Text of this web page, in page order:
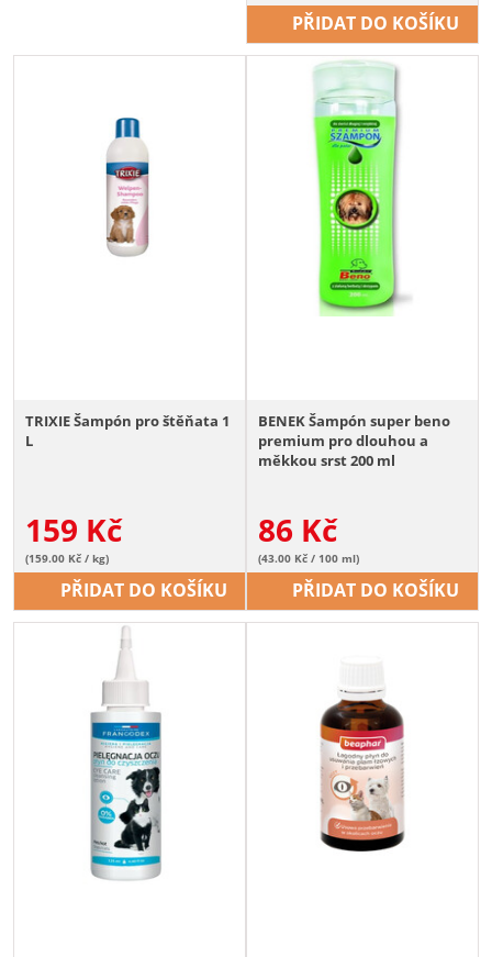
PŘIDAT DO KOŠÍKU
TRIXIE Šampón pro štěňata 1
L
159 Kč
(159.00 Kč / kg)
PŘIDAT DO KOŠÍKU
BENEK Šampón super beno
premium pro dlouhou a
měkkou srst 200 ml
86 Kč
(43.00 Kč / 100 ml)
PŘIDAT DO KOŠÍKU